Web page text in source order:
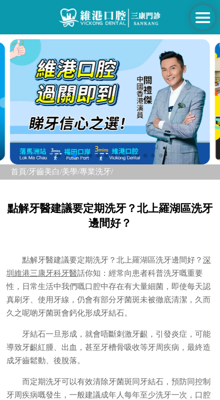
首頁/牙齒美白/美學/專業洗牙/
點解牙醫建議要定期洗牙？北上羅湖區洗牙
邊間好？
點解牙醫建議要定期洗牙？北上羅湖區洗牙邊間好？深
圳維港三康牙科牙醫話你知：經常向患者科普洗牙嘅重要
性，日常生活中我們嘅口腔中存在有大量細菌，即使每天認
真刷牙、使用牙線，仍會有部分牙菌斑未被徹底清潔，久而
久之呢啲牙菌斑會鈣化形成牙結石。
牙結石一旦形成，就會唔斷刺激牙齦，引發炎症，可能
導致牙齦紅腫、出血，甚至牙槽骨吸收等牙周疾病，最終造
成牙齒鬆動、後脫落。
而定期洗牙可以有效清除牙菌斑同牙結石，預防同控制
牙周疾病嘅發生，一般建議成年人每年至少洗牙一次，口腔